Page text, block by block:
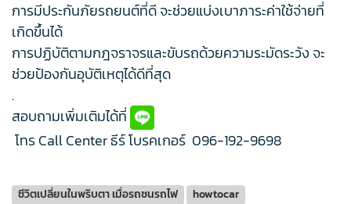
การมีประกันภัยรถยนต์ที่ดี จะช่วยแบ่งเบาภาระค่าใช้จ่ายที่
เกิดขึ้นได้
การปฏิบัติตามกฎจราจรและขับรถด้วยความระมัดระวัง จะ
ช่วยป้องกันอุบัติเหตุได้ดีที่สุด
.
สอบถามเพิ่มเติมได้ที่
โทร Call Center ธีร์ โบรคเกอร์ 096-192-9698
ชีวิตเปลี่ยนในพริบตา เมื่อรถชนรถไฟ
howtocar